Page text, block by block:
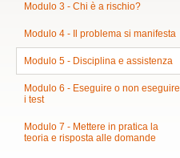
Modulo 3 - Chi è a rischio?
Modulo 4 - Il problema si manifesta
Modulo 5 - Disciplina e assistenza
Modulo 6 - Eseguire o non eseguire
i test
Modulo 7 - Mettere in pratica la
teoria e risposta alle domande